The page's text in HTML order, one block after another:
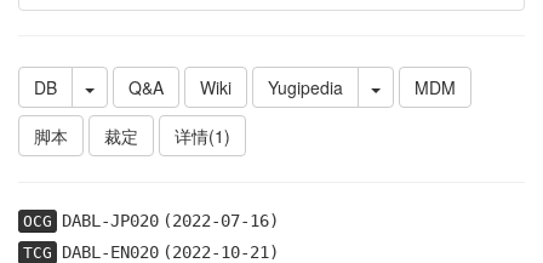
DB Q&A Wiki Yugipedia
MDM
脚本
裁定 详情(1)
OCG DABL-JP020(2022-07-16)
TCG DABL-EN020(2022-10-21)